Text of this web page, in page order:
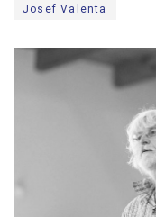
Pro média
Pro zřizovatele
Konference
Kápézetka -
Klub zřizovatelů
Josef Valenta